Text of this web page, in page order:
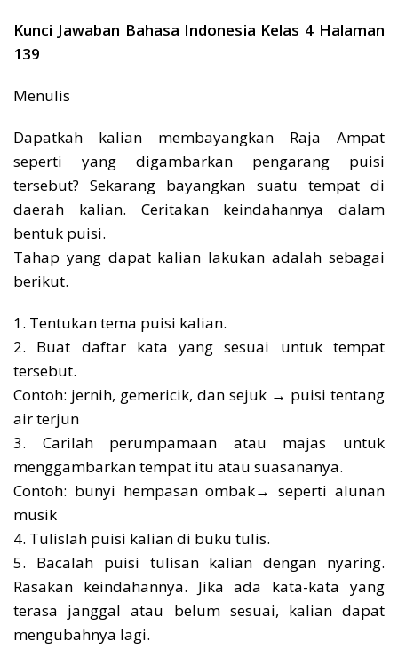
Kunci Jawaban Bahasa Indonesia Kelas 4 Halaman
139
Menulis
Dapatkah kalian membayangkan Raja Ampat
seperti yang digambarkan pengarang puisi
tersebut? Sekarang bayangkan suatu tempat di
daerah kalian. Ceritakan keindahannya dalam
bentuk puisi.
Tahap yang dapat kalian lakukan adalah sebagai
berikut.
1. Tentukan tema puisi kalian.
2. Buat daftar kata yang sesuai untuk tempat
tersebut.
Contoh: jernih, gemericik, dan sejuk → puisi tentang
air terjun
3. Carilah perumpamaan atau majas untuk
menggambarkan tempat itu atau suasananya.
Contoh: bunyi hempasan ombak→ seperti alunan
musik
4. Tulislah puisi kalian di buku tulis.
5. Bacalah puisi tulisan kalian dengan nyaring.
Rasakan keindahannya. Jika ada kata-kata yang
terasa janggal atau belum sesuai, kalian dapat
mengubahnya lagi.